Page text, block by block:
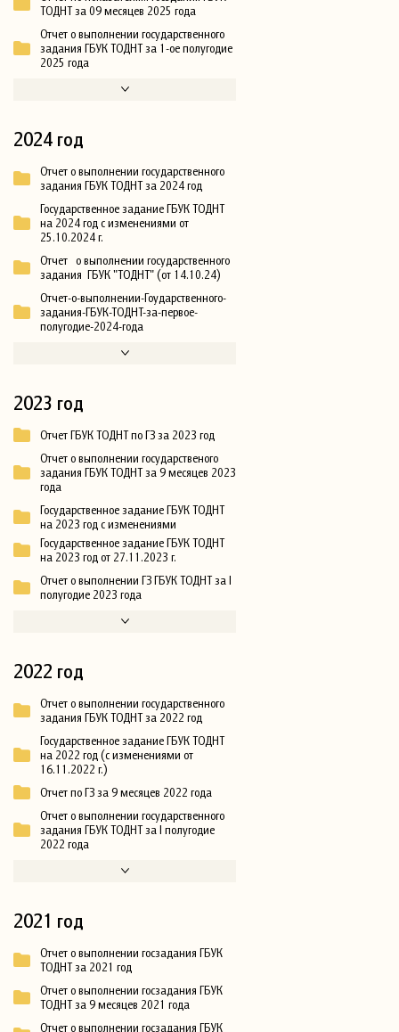
ТОДНТ за 09 месяцев 2025 года
Отчет о выполнении государственного
задания ГБУК ТОДНТ за 1-ое полугодие
2025 года
2024 год
Отчет о выполнении государственного
задания ГБУК ТОДНТ за 2024 год
Государственное задание ГБУК ТОДНТ
на 2024 год с изменениями от
25.10.2024 г.
Отчет о выполнении государственного
задания ГБУК "ТОДНТ" (от 14.10.24)
Отчет-о-выполнении-Гоударственного-
задания-ГБУК-ТОДНТ-за-первое-
полугодие-2024-года
2023 год
Отчет ГБУК ТОДНТ по ГЗ за 2023 год
Отчет о выполнении государственого
задания ГБУК ТОДНТ за 9 месяцев 2023
года
Государственное задание ГБУК ТОДНТ
на 2023 год с изменениями
Государственное задание ГБУК ТОДНТ
на 2023 год от 27.11.2023 г.
Отчет о выполнении ГЗ ГБУК ТОДНТ за I
полугодие 2023 года
2022 год
Отчет о выполнении государственного
задания ГБУК ТОДНТ за 2022 год
Государственное задание ГБУК ТОДНТ
на 2022 год (с изменениями от
16.11.2022 г.)
Отчет по ГЗ за 9 месяцев 2022 года
Отчет о выполнении государственного
задания ГБУК ТОДНТ за I полугодие
2022 года
2021 год
Отчет о выполнении госзадания ГБУК
ТОДНТ за 2021 год
Отчет о выполнении госзадания ГБУК
ТОДНТ за 9 месяцев 2021 года
Отчет о выполнении госзадания ГБУК